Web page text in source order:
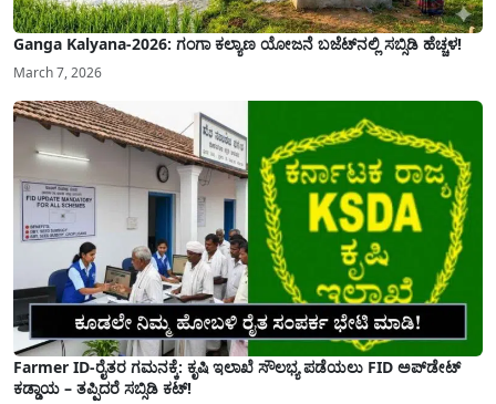
Ganga Kalyana-2026: ಗಂಗಾ ಕಲ್ಯಾಣ ಯೋಜನೆ ಬಜೆಟ್‌ನಲ್ಲಿ ಸಬ್ಸಿಡಿ ಹೆಚ್ಚಳ!
March 7, 2026
Farmer ID-ರೈತರ ಗಮನಕ್ಕೆ: ಕೃಷಿ ಇಲಾಖೆ ಸೌಲಭ್ಯ ಪಡೆಯಲು FID ಅಪ್‌ಡೇಟ್
ಕಡ್ಡಾಯ – ತಪ್ಪಿದರೆ ಸಬ್ಸಿಡಿ ಕಟ್!